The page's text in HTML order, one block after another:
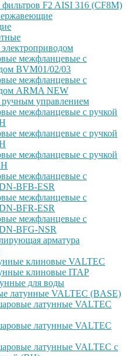
F2 AISI 316 (CF8M)
межфланцевые с
BVM01/02/03
межфланцевые с
ARMA NEW
ручным управлением
межфланцевые с ручкой
межфланцевые с ручкой
межфланцевые с ручкой
межфланцевые с
BFB-ESR
межфланцевые с
BFR-ESR
межфланцевые с
BFG-NSR
арматура
клиновые VALTEC
клиновые ITAP
для воды
латунные VALTEC (BASE)
латунные VALTEC
латунные VALTEC
латунные VALTEC с